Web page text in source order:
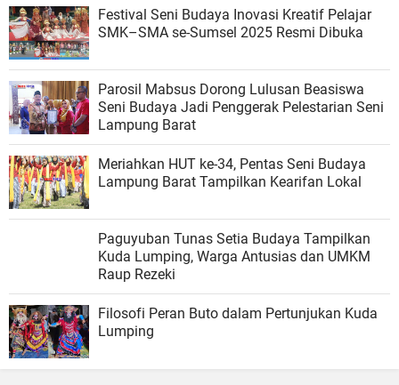
Festival Seni Budaya Inovasi Kreatif Pelajar
SMK–SMA se-Sumsel 2025 Resmi Dibuka
Parosil Mabsus Dorong Lulusan Beasiswa
Seni Budaya Jadi Penggerak Pelestarian Seni
Lampung Barat
Meriahkan HUT ke-34, Pentas Seni Budaya
Lampung Barat Tampilkan Kearifan Lokal
Paguyuban Tunas Setia Budaya Tampilkan
Kuda Lumping, Warga Antusias dan UMKM
Raup Rezeki
Filosofi Peran Buto dalam Pertunjukan Kuda
Lumping